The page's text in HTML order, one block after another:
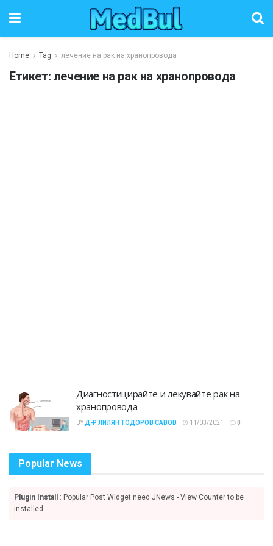
Home Tag лечение на рак на хранопровода
Етикет: лечение на рак на хранопровода
Диагностицирайте и лекувайте рак на
хранопровода
BY Д-Р ЛИЛЯН ТОДОРОВ САВОВ 11/03/2021 0
Popular News
Plugin Install
: Popular Post Widget need JNews - View Counter to be
installed